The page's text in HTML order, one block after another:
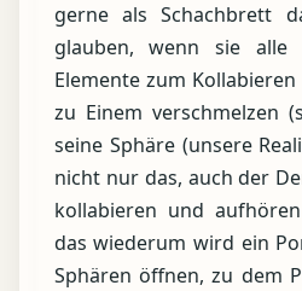
gerne als Schachbrett
glauben, wenn sie alle
Elemente zum
zu Einem verschmelzen
seine Sphäre (unsere
nicht nur das, auch der
kollabieren und
das wiederum wird ein
Sphären öffnen, zu dem